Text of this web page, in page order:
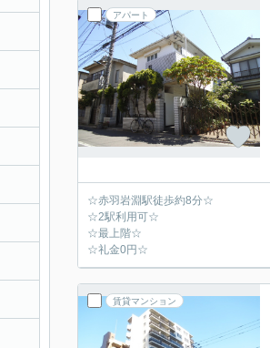
アパート
☆赤羽岩淵駅徒歩約8分☆
☆2駅利用可☆
☆最上階☆
☆礼金0円☆
賃貸マンション